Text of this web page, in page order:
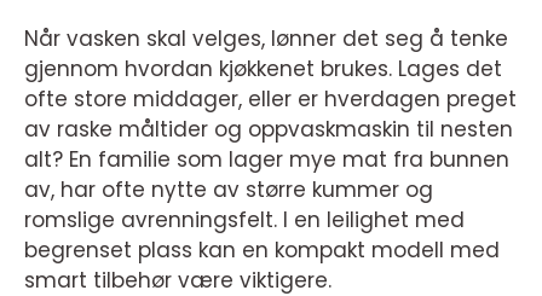
Når vasken skal velges, lønner det seg å tenke
gjennom hvordan kjøkkenet brukes. Lages det
ofte store middager, eller er hverdagen preget
av raske måltider og oppvaskmaskin til nesten
alt? En familie som lager mye mat fra bunnen
av, har ofte nytte av større kummer og
romslige avrenningsfelt. I en leilighet med
begrenset plass kan en kompakt modell med
smart tilbehør være viktigere.